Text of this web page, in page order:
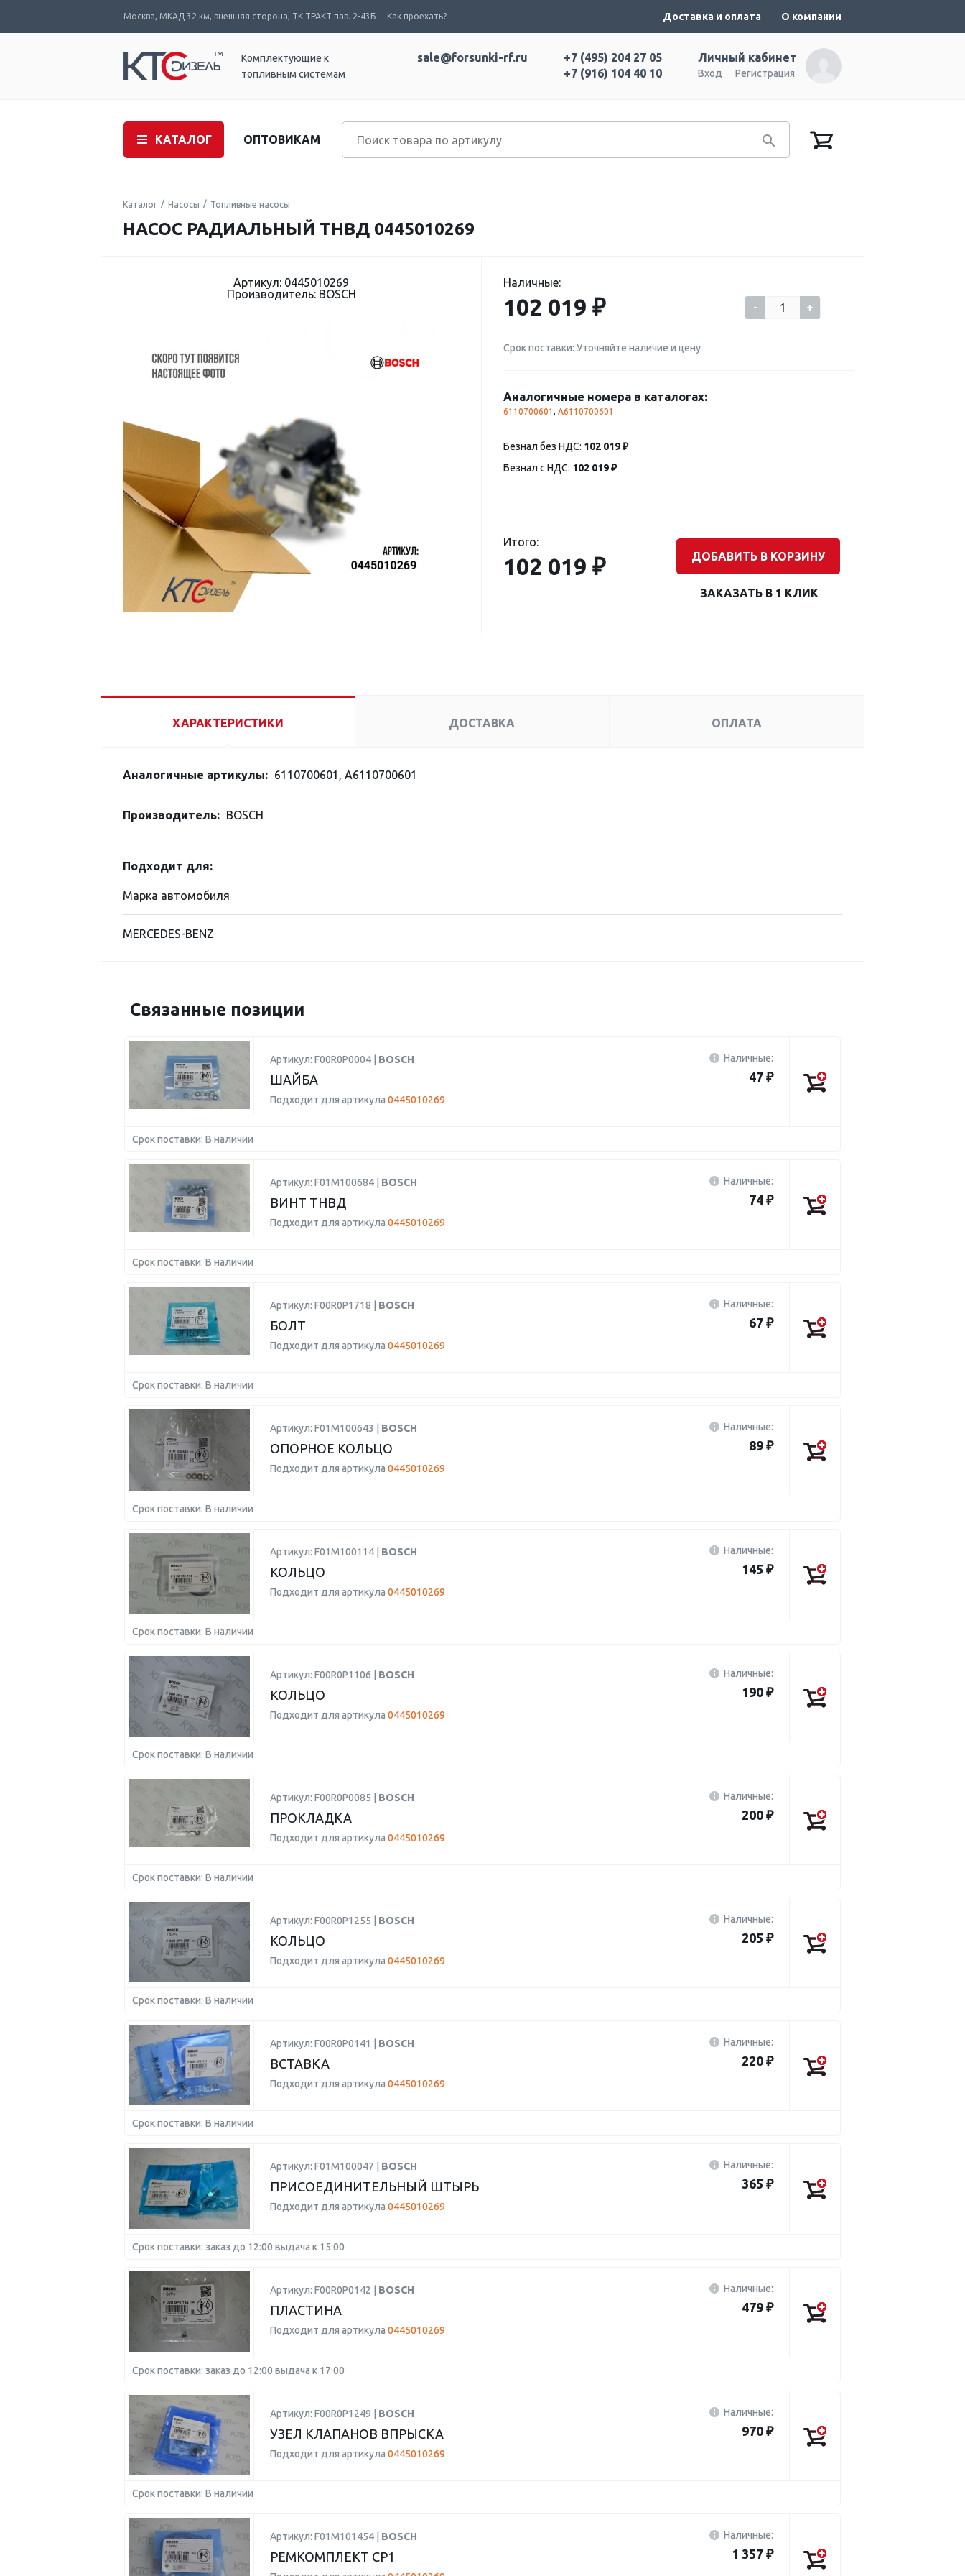
Москва, МКАД 32 км, внешняя сторона, ТК ТРАКТ пав. 2-43Б Как проехать? Доставка и оплата О компании
Комплектующие к
топливным системам
Личный кабинет
Вход Регистрация
+7 (495) 204 27 05
+7 (916) 104 40 10
sale@forsunki-rf.ru
КАТАЛОГ ОПТОВИКАМ
Каталог Насосы Топливные насосы
НАСОС РАДИАЛЬНЫЙ ТНВД 0445010269
Артикул: 0445010269
Производитель: BOSCH
Наличные:
102 019 ₽ - +
Срок поставки: Уточняйте наличие и цену
Аналогичные номера в каталогах:
6110700601 , A6110700601
Безнал без НДС: 102 019 ₽
Безнал с НДС: 102 019 ₽
Итого:
102 019 ₽ ДОБАВИТЬ В КОРЗИНУ
ЗАКАЗАТЬ В 1 КЛИК
ХАРАКТЕРИСТИКИ ДОСТАВКА ОПЛАТА
Аналогичные артикулы: 6110700601, A6110700601
Производитель: BOSCH
Подходит для:
Марка автомобиля
MERCEDES-BENZ
Связанные позиции
Артикул: F00R0P0004 | BOSCH
ШАЙБА
Подходит для артикула 0445010269
Наличные:
47 ₽
Срок поставки: В наличии
Артикул: F01M100684 | BOSCH
ВИНТ ТНВД
Подходит для артикула 0445010269
Наличные:
74 ₽
Срок поставки: В наличии
Артикул: F00R0P1718 | BOSCH
БОЛТ
Подходит для артикула 0445010269
Наличные:
67 ₽
Срок поставки: В наличии
Артикул: F01M100643 | BOSCH
ОПОРНОЕ КОЛЬЦО
Подходит для артикула 0445010269
Наличные:
89 ₽
Срок поставки: В наличии
Артикул: F01M100114 | BOSCH
КОЛЬЦО
Подходит для артикула 0445010269
Наличные:
145 ₽
Срок поставки: В наличии
Артикул: F00R0P1106 | BOSCH
КОЛЬЦО
Подходит для артикула 0445010269
Наличные:
190 ₽
Срок поставки: В наличии
Артикул: F00R0P0085 | BOSCH
ПРОКЛАДКА
Подходит для артикула 0445010269
Наличные:
200 ₽
Срок поставки: В наличии
Артикул: F00R0P1255 | BOSCH
КОЛЬЦО
Подходит для артикула 0445010269
Наличные:
205 ₽
Срок поставки: В наличии
Артикул: F00R0P0141 | BOSCH
ВСТАВКА
Подходит для артикула 0445010269
Наличные:
220 ₽
Срок поставки: В наличии
Артикул: F01M100047 | BOSCH
ПРИСОЕДИНИТЕЛЬНЫЙ ШТЫРЬ
Подходит для артикула 0445010269
Наличные:
365 ₽
Срок поставки: заказ до 12:00 выдача к 15:00
Артикул: F00R0P0142 | BOSCH
ПЛАСТИНА
Подходит для артикула 0445010269
Наличные:
479 ₽
Срок поставки: заказ до 12:00 выдача к 17:00
Артикул: F00R0P1249 | BOSCH
УЗЕЛ КЛАПАНОВ ВПРЫСКА
Подходит для артикула 0445010269
Наличные:
970 ₽
Срок поставки: В наличии
Артикул: F01M101454 | BOSCH
РЕМКОМПЛЕКТ CP1
Наличные:
1 357 ₽